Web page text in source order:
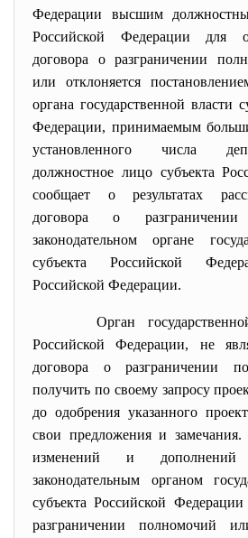
Федерации высшим
Российской Федерации для
договора о разграничении
или отклоняется
органа государственной власти
Федерации, принимаемым
установленного числа
должностное лицо субъекта
сообщает о результатах
договора о
законодательном органе
субъекта Российской
Российской Федерации.
Орган
Российской Федерации, не
договора о разграничении
получить по своему запросу
до одобрения указанного
свои предложения и
изменений и
законодательным органом
субъекта Российской
разграничении полномочий